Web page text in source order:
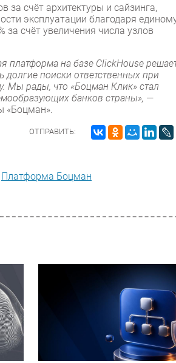
за счёт архитектуры и сайзинга,
эксплуатации благодаря
счёт увеличения числа узлов
платформа на базе ClickHouse
поиски ответственных при
Мы рады, что «Боцман Клик» стал
банков страны», —
«Боцман».
ОТПРАВИТЬ:
Платформа Боцман